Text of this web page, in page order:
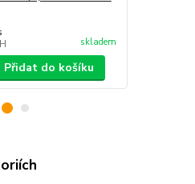
skladem
Přidat do košíku